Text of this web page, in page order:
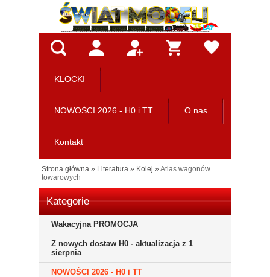
KLOCKI
NOWOŚCI 2026 - H0 i TT O nas
Kontakt
Strona główna » Literatura » Kolej » Atlas wagonów
towarowych
Kategorie
Wakacyjna PROMOCJA
Z nowych dostaw H0 - aktualizacja z 1
sierpnia
NOWOŚCI 2026 - H0 i TT